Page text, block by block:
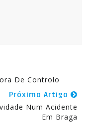
De Controlo
Próximo Artigo
Num Acidente
Em Braga